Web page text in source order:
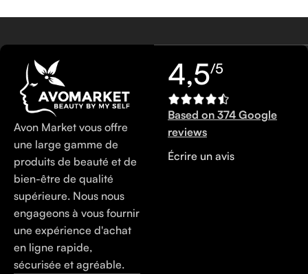
Avon Market vous offre
une large gamme de
produits de beauté et de
bien-être de qualité
supérieure. Nous nous
engageons à vous fournir
une expérience d'achat
en ligne rapide,
sécurisée et agréable.
4,5/5
Based on 374 Google
reviews
Écrire un avis